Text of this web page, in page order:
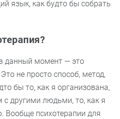
язык, как будто бы собрать
данный момент — это
не просто способ, метод,
бы то, как я организована,
с другими людьми, то, как я
Вообще психотерапии для